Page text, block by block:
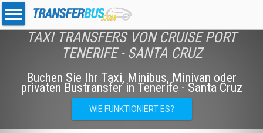
TAXI TRANSFERS VON CRUISE PORT
TENERIFE - SANTA CRUZ
Buchen Sie Ihr Taxi, Minibus, Minivan oder
privaten Bustransfer in Tenerife - Santa Cruz
WIE FUNKTIONIERT ES?